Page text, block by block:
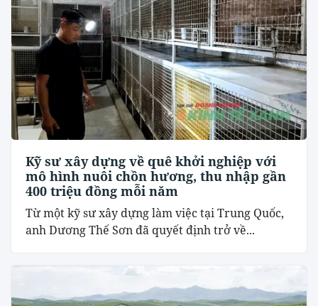
Kỹ sư xây dựng về quê khởi nghiệp với
mô hình nuôi chồn hương, thu nhập gần
400 triệu đồng mỗi năm
Từ một kỹ sư xây dựng làm việc tại Trung Quốc,
anh Dương Thế Sơn đã quyết định trở về...